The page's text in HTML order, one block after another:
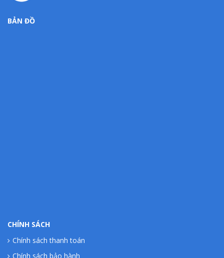
BẢN ĐỒ
CHÍNH SÁCH
Chính sách thanh toán
Chính sách bảo hành